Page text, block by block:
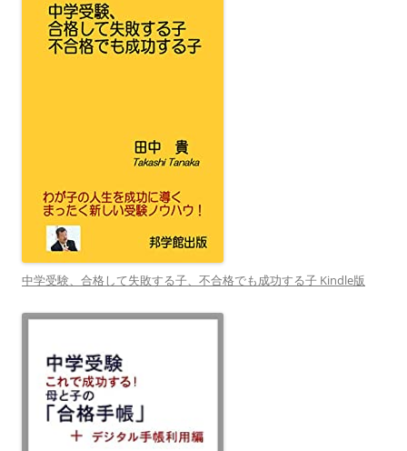
中学受験、合格して失敗する子、不合格でも成功する子 Kindle版